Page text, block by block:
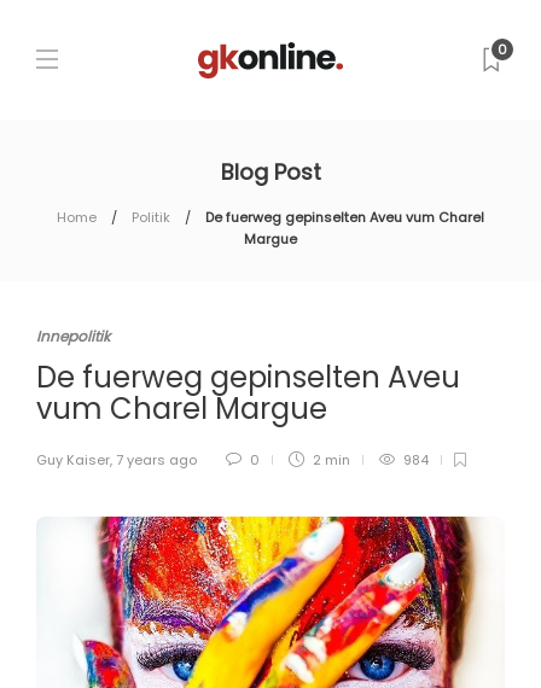
0
Blog Post
Home Politik
De fuerweg gepinselten Aveu vum Charel
Margue
Innepolitik
De fuerweg gepinselten Aveu
vum Charel Margue
Guy Kaiser, 7 years ago 0 2 min 984